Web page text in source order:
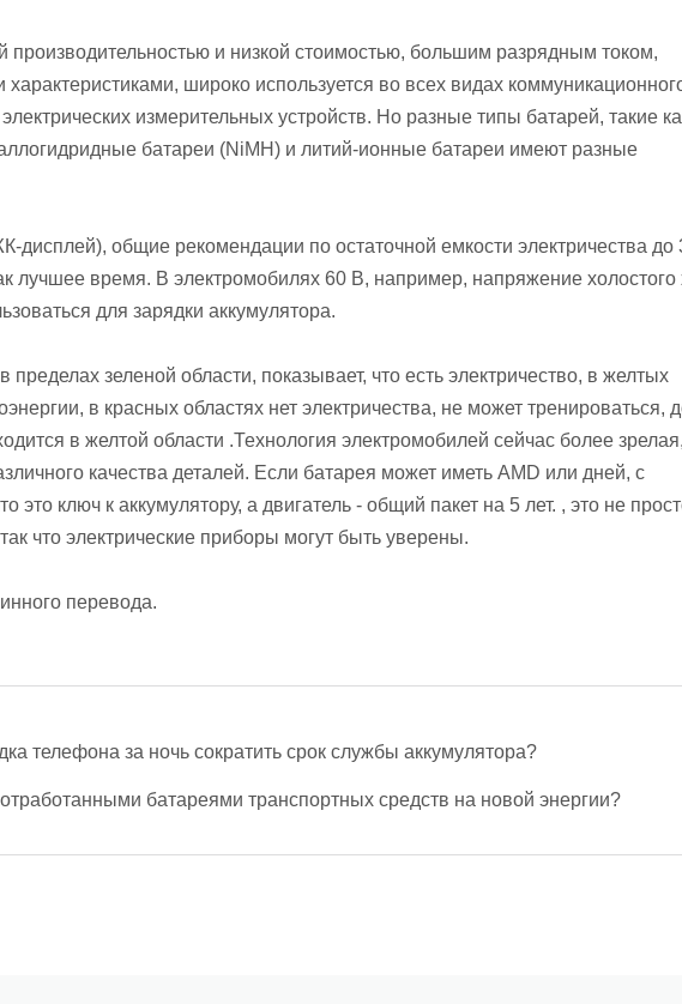
производительностью и низкой стоимостью, большим разрядным током,
широко используется во всех видах
измерительных устройств. Но разные типы батарей, такие
батареи (NiMH) и литий-ионные батареи имеют разные
общие рекомендации по остаточной емкости электричества до
лучшее время. В электромобилях 60 В, например, напряжение холостого
для зарядки аккумулятора.
зеленой области, показывает, что есть электричество, в желтых
в красных областях нет электричества, не может тренироваться,
в желтой области .Технология электромобилей сейчас более
качества деталей. Если батарея может иметь AMD или дней, с
это ключ к аккумулятору, а двигатель - общий пакет на 5 лет. , это не
что электрические приборы могут быть уверены.
перевода.
телефона за ночь сократить срок службы аккумулятора?
отработанными батареями транспортных средств на новой энергии?